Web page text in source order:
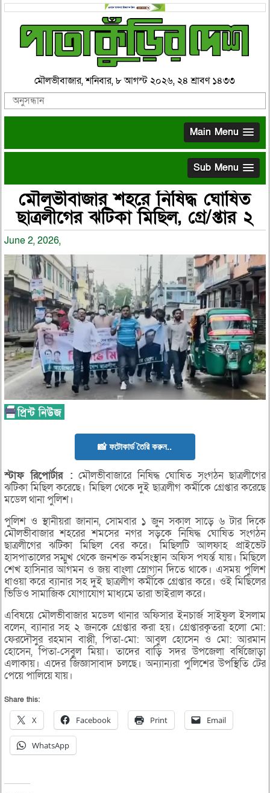
মৌলভীবাজার, শনিবার, ৮ আগস্ট ২০২৬, ২৪ শ্রাবণ ১৪৩৩
Main Menu
Sub Menu
মৌলভীবাজার শহরে নিষিদ্ধ ঘোষিত
ছাত্রলীগের ঝটিকা মিছিল, গ্রে/প্তার ২
June 2, 2026,
📸 ফটোকার্ড তৈরি করুন..
স্টাফরিপোর্টার : মৌলভীবাজারে নিষিদ্ধ ঘোষিত সংগঠন ছাত্রলীগের
ঝটিকা মিছিল করেছে। মিছিল থেকে দুই ছাত্রলীগ কর্মীকে গ্রেপ্তার করেছে
মডেল থানা পুলিশ।
পুলিশ ও স্থানীয়রা জানান, সোমবার ১ জুন সকাল সাড়ে ৬ টার দিকে
মৌলভীবাজার শহরের শমসের নগর সড়কে নিষিদ্ধ ঘোষিত সংগঠন
ছাত্রলীগের ঝটিকা মিছিল বের করে। মিছিলটি আলফাহ প্রাইভেট
হাসপাতালের সম্মুখ থেকে জনশক্ত কর্মসংস্থান অফিস পযর্ন্ত যায়। মিছিলে
শেখ হাসিনার আগমন ও জয় বাংলা স্লোগান দিতে থাকে। এসময় পুলিশ
ধাওয়া করে ব্যানার সহ দুই ছাত্রলীগ কর্মীকে গ্রেপ্তার করে। ওই মিছিলের
ভিডিও সামাজিক যোগাযোগ মাধ্যমে তারা ভাইরাল করে।
এবিষয়ে মৌলভীবাজার মডেল থানার অফিসার ইনচার্জ সাইফুল ইসলাম
বলেন, ব্যানার সহ ২ জনকে গ্রেপ্তার করা হয়। গ্রেপ্তারকৃতরা হলো মো:
ফেরদৌসুর রহমান বাপ্পী, পিতা-মো: আবুল হোসেন ও মো: আরমান
হোসেন, পিতা-সেবুল মিয়া। তাদের বাড়ি সদর উপজেলা বর্ষিজোড়া
এলাকায়। এদের জিজ্ঞাসাবাদ চলছে। অন্যান্যরা পুলিশের উপস্থিতি টের
পেয়ে পালিয়ে যায়।
Share this:
X Facebook Print Email
WhatsApp